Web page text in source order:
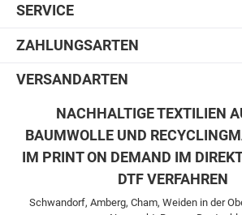
SERVICE
ZAHLUNGSARTEN
VERSANDARTEN
NACHHALTIGE TEXTILIEN
BAUMWOLLE UND
IM PRINT ON DEMAND IM
DTF VERFAHREN
Schwandorf, Amberg, Cham, Weiden in der